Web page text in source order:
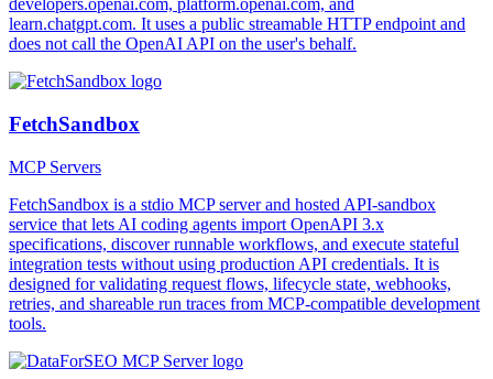
developers.openai.com, platform.openai.com, and
learn.chatgpt.com. It uses a public streamable HTTP endpoint and
does not call the OpenAI API on the user's behalf.
FetchSandbox
MCP Servers
FetchSandbox is a stdio MCP server and hosted API-sandbox
service that lets AI coding agents import OpenAPI 3.x
specifications, discover runnable workflows, and execute stateful
integration tests without using production API credentials. It is
designed for validating request flows, lifecycle state, webhooks,
retries, and shareable run traces from MCP-compatible development
tools.